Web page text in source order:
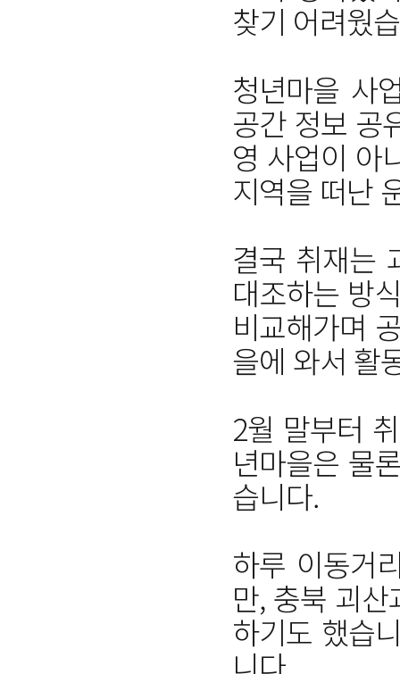
찾기 어려웠
청년마을 사
공간 정보 공
영 사업이 아
지역을 떠난
결국 취재는
대조하는 방
비교해가며
을에 와서 활
2월 말부터
년마을은 물
습니다.
하루 이동거
만, 충북 괴
하기도 했습